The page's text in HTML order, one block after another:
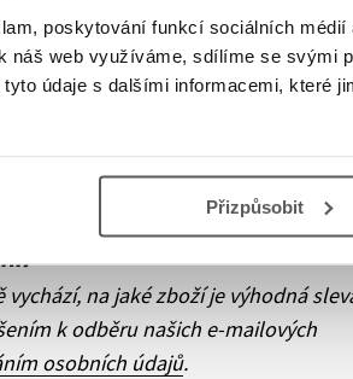
poskytování funkcí sociálních
náš web využíváme, sdílíme se svými
údaje s dalšími informacemi, které
Přizpůsobit
na jaké zboží je výhodná
k odběru našich e-mailových
osobních údajů.